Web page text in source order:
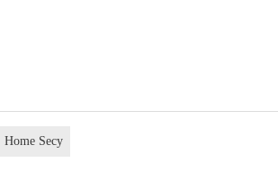
Home Secy